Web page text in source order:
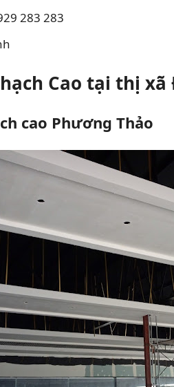
283 283
Cao tại thị
cao Phương Thảo